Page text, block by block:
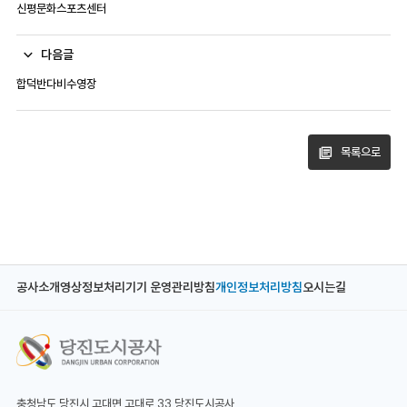
신평문화스포츠센터
다음글
합덕반다비수영장
목록으로
공사소개영상정보처리기기 운영관리방침개인정보처리방침오시는길
충청남도 당진시 고대면 고대로 33 당진도시공사